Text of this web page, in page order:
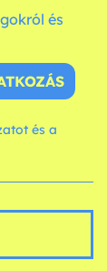
és
és a